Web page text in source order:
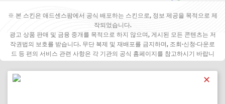
※ 본 스킨은 애드센스팜에서 공식 배포하는 스킨으로, 정보 제공을 목적으로 제
작되었습니다.
광고 상품 판매 및 금융 중개를 목적으로 하지 않으며, 게시된 모든 콘텐츠는 저
작권법의 보호를 받습니다. 무단 복제 및 재배포를 금지하며, 조회·신청·다운로
드 등 편의 서비스 관련 사항은 각 기관의 공식 홈페이지를 참고하시기 바랍니
✕